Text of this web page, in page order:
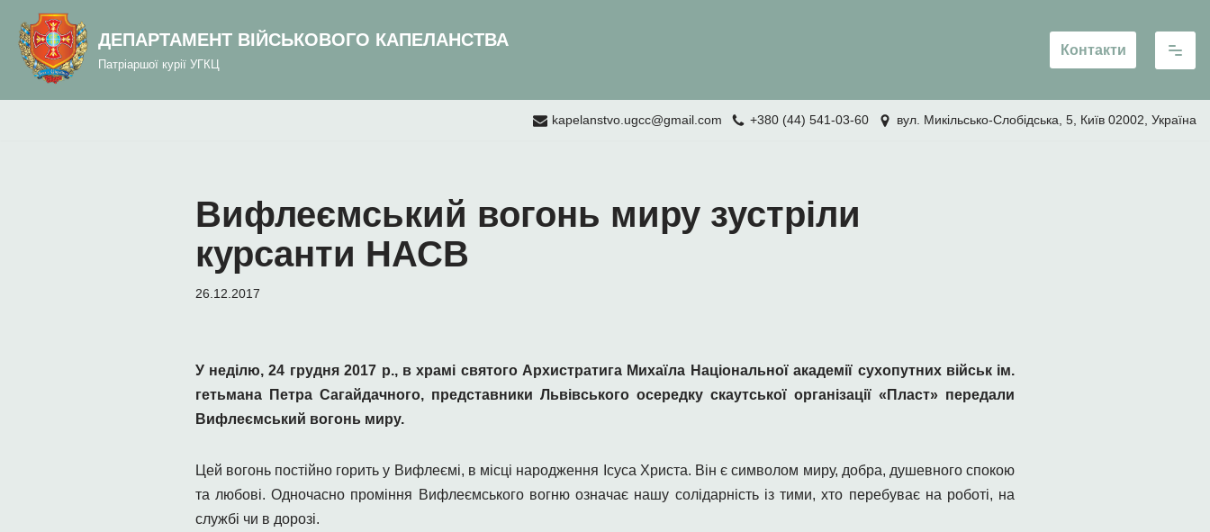
вмісту
Перейти
вмісту
ДЕПАРТАМЕНТ ВІЙСЬКОВОГО КАПЕЛАНСТВА
Патріаршої курії УГКЦ
Контакти
kapelanstvo.ugcc@gmail.com +380 (44) 541-03-60 вул. Микільсько-Слобідська, 5, Київ 02002, Україна
Вифлеємський вогонь миру зустріли
курсанти НАСВ
26.12.2017
У неділю, 24 грудня 2017 р., в храмі святого Архистратига Михаїла Національної академії сухопутних військ ім.
гетьмана Петра Сагайдачного, представники Львівського осередку скаутської організації «Пласт» передали
Вифлеємський вогонь миру.
Цей вогонь постійно горить у Вифлеємі, в місці народження Ісуса Христа. Він є символом миру, добра, душевного спокою
та любові. Одночасно проміння Вифлеємського вогню означає нашу солідарність із тими, хто перебуває на роботі, на
службі чи в дорозі.